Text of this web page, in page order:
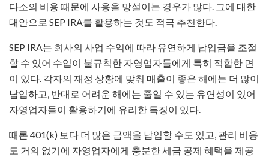
다소의 비용 때문에 사용을 망설이는 경우가 많다. 그에 대한
대안으로 SEP IRA를 활용하는 것도 적극 추천한다.
SEP IRA는 회사의 사업 수익에 따라 유연하게 납입금을 조절
할 수 있어 수입이 불규칙한 자영업자들에게 특히 적합한 면
이 있다. 각자의 재정 상황에 맞춰 매출이 좋은 해에는 더 많이
납입하고, 반대로 어려운 해에는 줄일 수 있는 유연성이 있어
자영업자들이 활용하기에 유리한 특징이 있다.
때론 401(k) 보다 더 많은 금액을 납입할 수도 있고, 관리 비용
도 거의 없기에 자영업자에게 충분한 세금 공제 혜택을 제공